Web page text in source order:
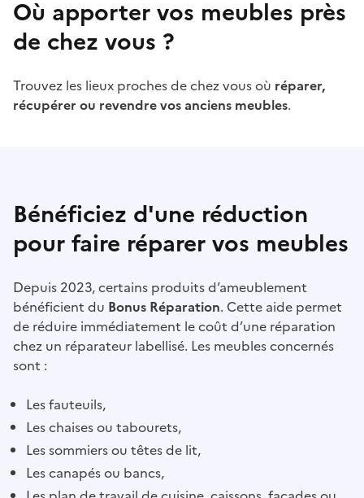
Où apporter vos meubles près
de chez vous ?
Trouvez les lieux proches de chez vous où réparer,
récupérer ou revendre vos anciens meubles.
Bénéficiez d'une réduction
pour faire réparer vos meubles
Depuis 2023, certains produits d’ameublement
bénéficient du Bonus Réparation. Cette aide permet
de réduire immédiatement le coût d’une réparation
chez un réparateur labellisé. Les meubles concernés
sont :
Les fauteuils,
Les chaises ou tabourets,
Les sommiers ou têtes de lit,
Les canapés ou bancs,